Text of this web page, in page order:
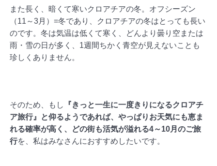
また長く、暗くて寒いクロアチアの冬。オフシーズン
（11～3月）=冬であり、クロアチアの冬はとっても長い
のです。冬は気温は低くて寒く、どんより曇り空または
雨・雪の日が多く、1週間ちかく青空が見えないことも
珍しくありません。
そのため、もし
『きっと一生に一度きりになるクロアチ
ア旅行』と仰るようであれば、やっぱりお天気にも恵ま
れる確率が高く、どの街も活気が溢れる4～10月のご旅
行を、私はみなさんにおすすめしたいです。